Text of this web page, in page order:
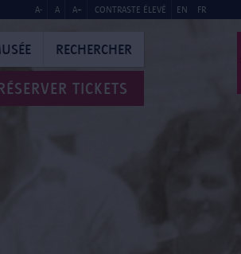
A- A A+ CONTRASTE ÉLEVÉ EN FR
RECHERCHER
TICKETS